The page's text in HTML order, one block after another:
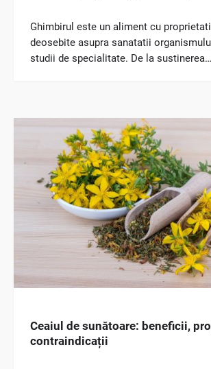
Ghimbirul este un aliment cu
deosebite asupra sanatatii
studii de specialitate. De la sustinerea…
Ceaiul de sunătoare: beneficii,
contraindicații